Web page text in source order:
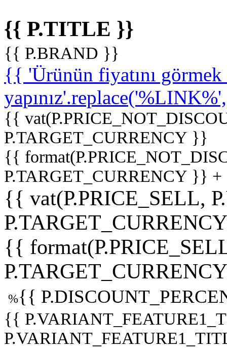
{{ P.TITLE }}
{{ P.BRAND }}
{{ 'Ürünün fiyatını
{{
P.TARGET_CURRENCY }}
{{
P.TARGET_CURRENCY }}
{{ vat(P.PRICE_SELL,
{{
%{{
{{